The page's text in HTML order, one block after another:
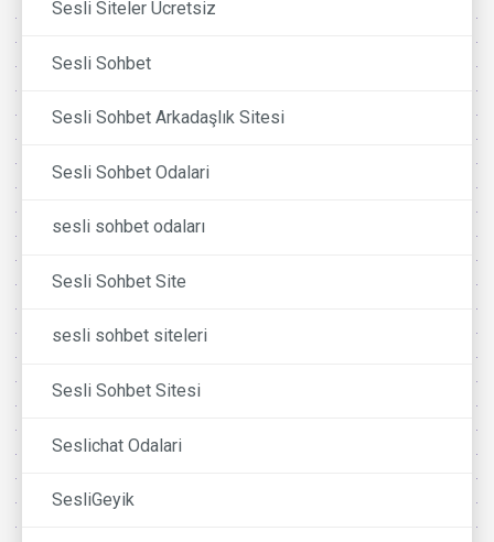
Sesli Siteler Ücretsiz
Sesli Sohbet
Sesli Sohbet Arkadaşlık Sitesi
Sesli Sohbet Odalari
sesli sohbet odaları
Sesli Sohbet Site
sesli sohbet siteleri
Sesli Sohbet Sitesi
Seslichat Odalari
SesliGeyik